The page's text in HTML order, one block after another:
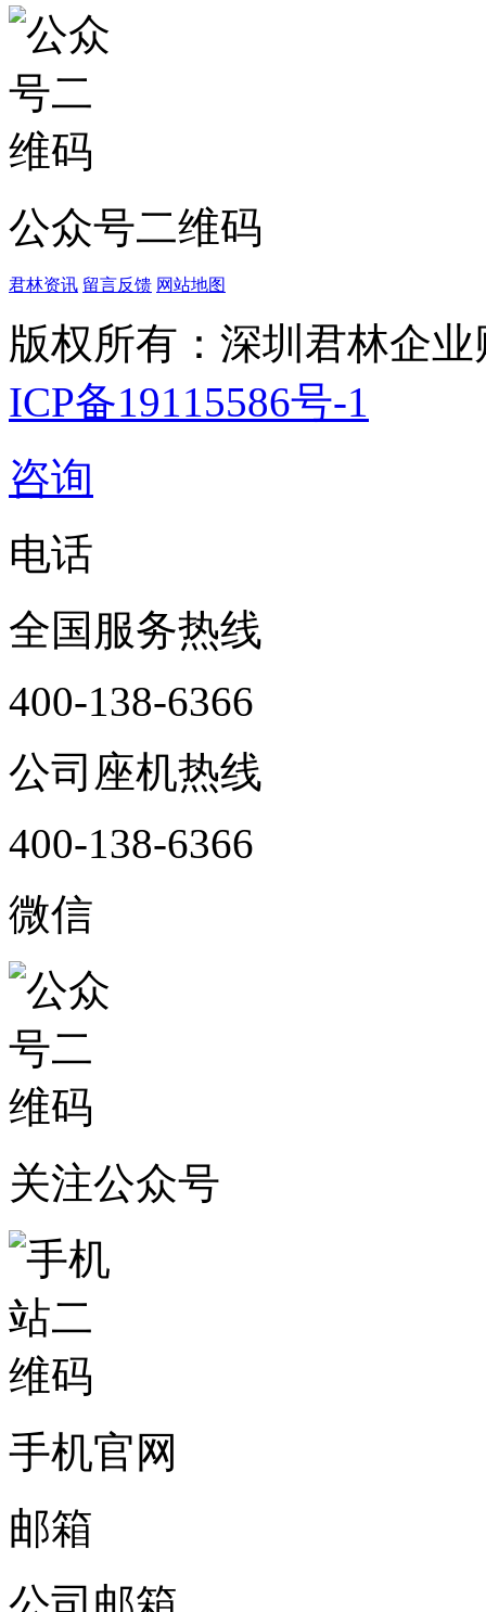
公众号二维码
君林资讯 留言反馈 网站地图
版权所有：深圳君林企
ICP备19115586号-1
咨询
电话
全国服务热线
400-138-6366
公司座机热线
400-138-6366
微信
关注公众号
手机官网
邮箱